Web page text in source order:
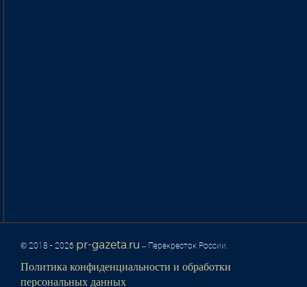
© 2018 - 2026 pr-gazeta.ru – Перекресток России.
Политика конфиденциальности и обработки
персональных данных